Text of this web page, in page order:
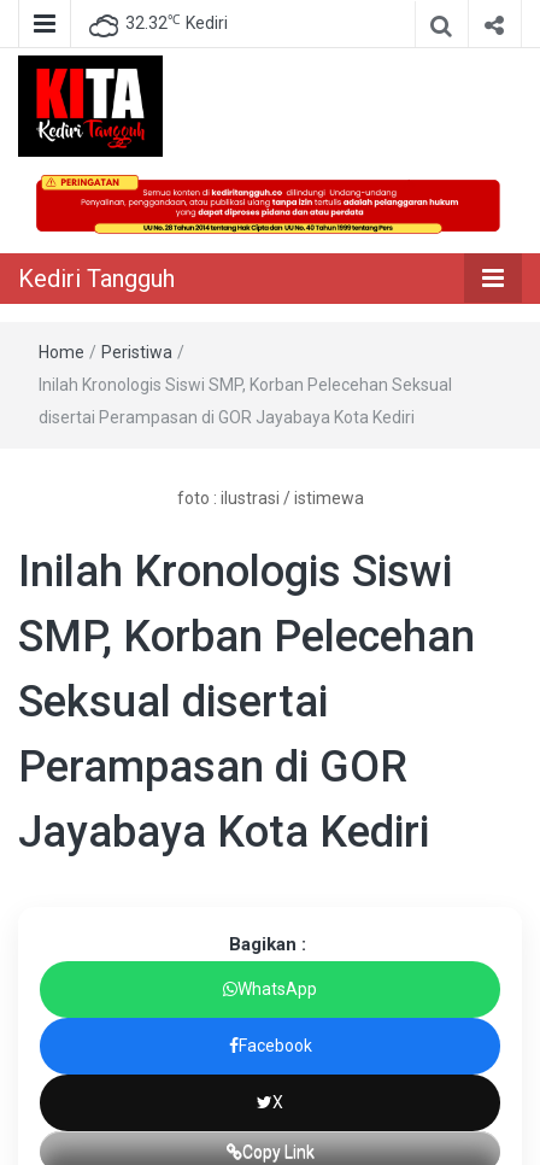
32.32℃ Kediri
Kediri Tangguh
Berita Akurat Terpercaya
Kediri Tangguh
Home / Peristiwa /
Inilah Kronologis Siswi SMP, Korban Pelecehan Seksual
disertai Perampasan di GOR Jayabaya Kota Kediri
foto : ilustrasi / istimewa
Inilah Kronologis Siswi
SMP, Korban Pelecehan
Seksual disertai
Perampasan di GOR
Jayabaya Kota Kediri
Bagikan :
WhatsApp
Facebook
X
Copy Link